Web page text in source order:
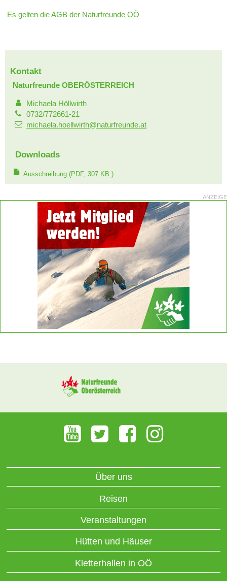
Es gelten die AGB der Naturfreunde OÖ
Kontakt
Naturfreunde OBERÖSTERREICH
Michaela Höllwirth
0732/772661-21
michaela.hoellwirth@naturfreunde.at
Downloads
Ausschreibung (PDF, 307 KB )
ANZEIGE
Über uns
Reisen
Veranstaltungen
Hütten und Häuser
Kletterhallen in OÖ